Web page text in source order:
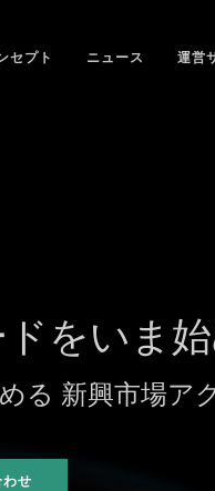
セプト ニュース 運営
をいま
る 新興市場ア
わせ